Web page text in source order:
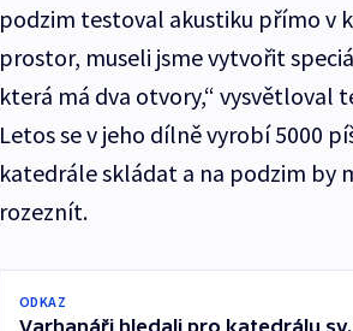
podzim testoval akustiku přímo v
prostor, museli jsme vytvořit
která má dva otvory,“ vysvětloval
Letos se v jeho dílně vyrobí 5000
katedrále skládat a na podzim by
rozeznít.
ODKAZ
Varhanáři hledali pro katedrálu